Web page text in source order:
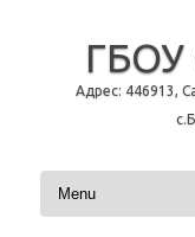
ГБОУ
Адрес: 446913,
Перейти к